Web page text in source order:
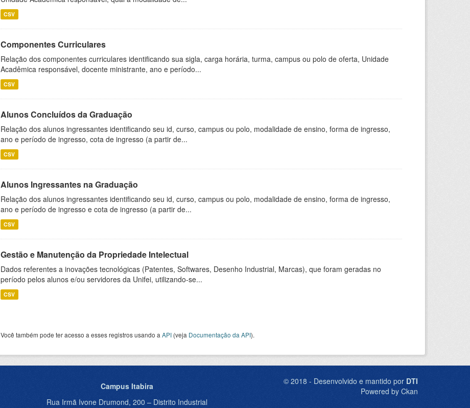
CSV
Componentes Curriculares
Relação dos componentes curriculares identificando sua sigla, carga horária, turma, campus ou polo de oferta, Unidade
Acadêmica responsável, docente ministrante, ano e período...
CSV
Alunos Concluídos da Graduação
Relação dos alunos ingressantes identificando seu id, curso, campus ou polo, modalidade de ensino, forma de ingresso,
ano e período de ingresso, cota de ingresso (a partir de...
CSV
Alunos Ingressantes na Graduação
Relação dos alunos ingressantes identificando seu id, curso, campus ou polo, modalidade de ensino, forma de ingresso,
ano e período de ingresso e cota de ingresso (a partir de...
CSV
Gestão e Manutenção da Propriedade Intelectual
Dados referentes a inovações tecnológicas (Patentes, Softwares, Desenho Industrial, Marcas), que foram geradas no
período pelos alunos e/ou servidores da Unifei, utilizando-se...
CSV
Você também pode ter acesso a esses registros usando a API (veja Documentação da API).
Campus Itabira
Rua Irmã Ivone Drumond, 200 – Distrito Industrial
© 2018 - Desenvolvido e mantido por DTI
Powered by Ckan